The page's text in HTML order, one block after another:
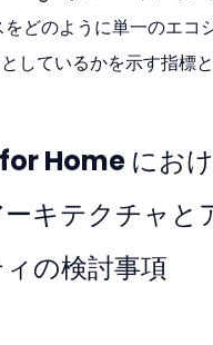
どのように単一のエコ
しているかを示す指標
Home にお
キテクチャと
の検討事項